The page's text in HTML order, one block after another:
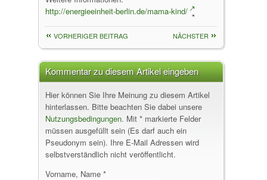
http://energieeinheit-berlin.de/mama-kind/
NÄCHSTER
VORHERIGER BEITRAG
Kommentar zu diesem Artikel eingeben
Hier können Sie Ihre Meinung zu diesem Artikel
hinterlassen. Bitte beachten Sie dabei unsere
Nutzungsbedingungen. Mit * markierte Felder
müssen ausgefüllt sein (Es darf auch ein
Pseudonym sein). Ihre E-Mail Adressen wird
selbstverständlich nicht veröffentlicht.
Vorname, Name *